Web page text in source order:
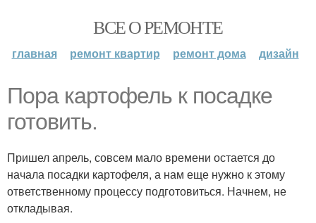
ВСЕ О РЕМОНТЕ
главная ремонт квартир ремонт дома дизайн
Пора картофель к посадке
готовить.
Пришел апрель, совсем мало времени остается до
начала посадки картофеля, а нам еще нужно к этому
ответственному процессу подготовиться. Начнем, не
откладывая.